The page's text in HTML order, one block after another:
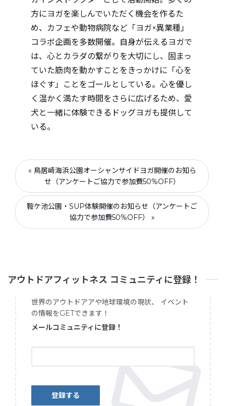
方にヨガを楽しんでいただく機会を作るた
め、カフェや動物病院など「ヨガ×異業種」
コラボ企画を多数開催。自身が伝えるヨガで
は、心とカラダの繋がりを大切にし、固まっ
ていた筋肉を動かすことをきっかけに「心を
ほぐす」ことをゴールとしている。心を優し
く温かく満たす時間をさらに広げるため、愛
犬と一緒に体験できるドッグヨガも提供して
いる。
« 鳥居崎海浜公園オーシャンサイドヨガ開催のお知ら
せ（アンケートご協力で参加費50%OFF）
鞍ケ池公園・SUP体験開催のお知らせ（アンケートご
協力で参加費50%OFF） »
アウトドアフィットネス コミュニティに登録！
世界のアウトドアアや地球環境の現状、 イベント
の情報をGETできます！
メールコミュニティに登録！